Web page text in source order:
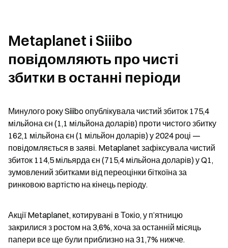
Metaplanet і Siiibo
повідомляють про чисті
збитки в останні періоди
Минулого року Siiibo опублікувала чистий збиток 175,4
мільйона єн (1,1 мільйона доларів) проти чистого збитку
162,1 мільйона єн (1 мільйон доларів) у 2024 році —
повідомляється в заяві. Metaplanet зафіксувала чистий
збиток 114,5 мільярда єн (715,4 мільйона доларів) у Q1,
зумовлений збитками від переоцінки біткоїна за
ринковою вартістю на кінець періоду.
Акції Metaplanet, котирувані в Токіо, у п’ятницю
закрилися з ростом на 3,6%, хоча за останній місяць
папери все ще були приблизно на 31,7% нижче.